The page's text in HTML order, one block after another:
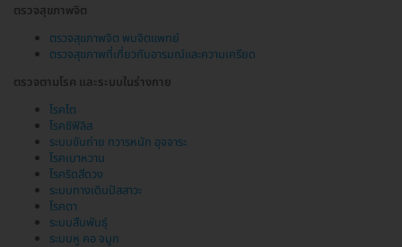
ตรวจสุขภาพจิต
ตรวจสุขภาพจิต พบจิตแพทย์
ตรวจสุขภาพที่เกี่ยวกับอารมณ์และความเครียด
ตรวจตามโรค และระบบในร่างกาย
โรคไต
โรคซิฟิลิส
ระบบขับถ่าย ทวารหนัก อุจจาระ
โรคเบาหวาน
โรคริดสีดวง
ระบบทางเดินปัสสาวะ
โรคตา
ระบบสืบพันธุ์
ระบบหู คอ จมูก